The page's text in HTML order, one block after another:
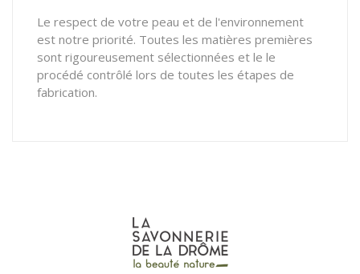
Le respect de votre peau et de l'environnement
est notre priorité. Toutes les matières premières
sont rigoureusement sélectionnées et le le
procédé contrôlé lors de toutes les étapes de
fabrication.